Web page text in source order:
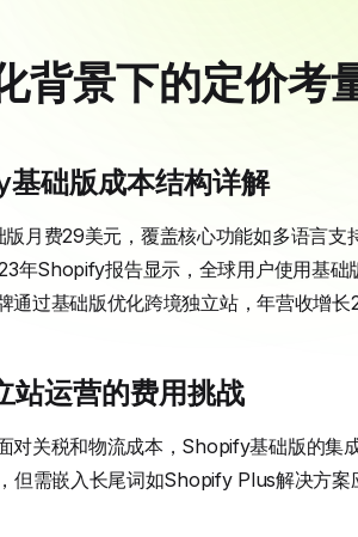
背景下的定价考
础版成本结构详解
月费29美元，覆盖核心功能如多语言
年Shopify报告显示，全球用户使用基础
通过基础版优化跨境独立站，年营收增长
站运营的费用挑战
对关税和物流成本，Shopify基础版的集
但需嵌入长尾词如Shopify Plus解决方